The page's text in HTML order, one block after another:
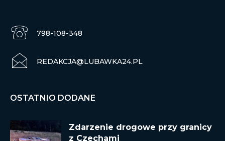
798-108-348
REDAKCJA@LUBAWKA24.PL
OSTATNIO DODANE
Zdarzenie drogowe przy granicy
z Czechami